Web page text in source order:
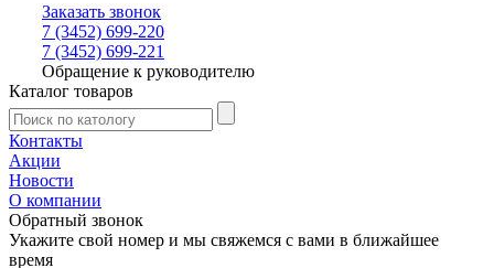
Заказать звонок
7 (3452) 699-220
7 (3452) 699-221
Обращение к руководителю
Каталог товаров
Контакты
Акции
Новости
О компании
Обратный звонок
Укажите свой номер и мы свяжемся с вами в ближайшее
время